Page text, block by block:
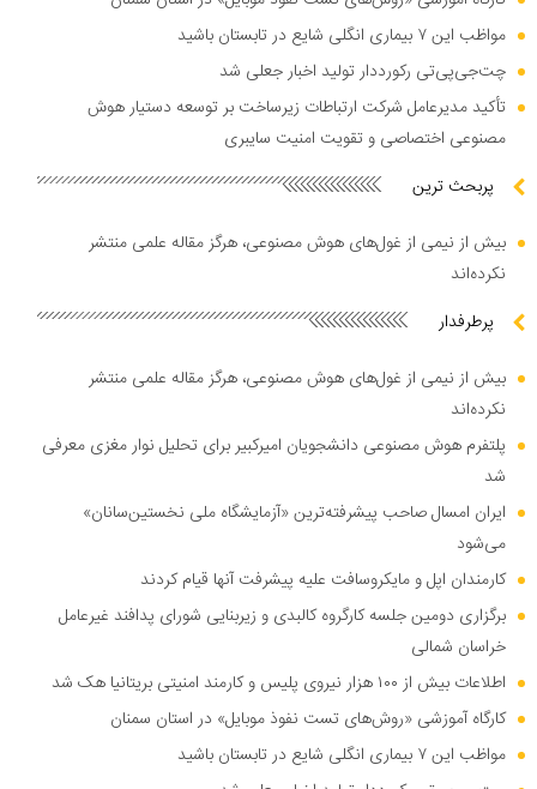
مواظب این ۷ بیماری انگلی شایع در تابستان باشید
چت‌جی‌پی‌تی رکورددار تولید اخبار جعلی شد
تأکید مدیرعامل شرکت ارتباطات زیرساخت بر توسعه دستیار هوش
مصنوعی اختصاصی و تقویت امنیت سایبری
پربحث ترین
بیش از نیمی از غول‌های هوش مصنوعی، هرگز مقاله علمی منتشر
نکرده‌اند
پرطرفدار
بیش از نیمی از غول‌های هوش مصنوعی، هرگز مقاله علمی منتشر
نکرده‌اند
پلتفرم هوش مصنوعی دانشجویان امیرکبیر برای تحلیل نوار مغزی معرفی
شد
ایران امسال صاحب پیشرفته‌ترین «آزمایشگاه ملی نخستین‌سانان»
می‌شود
کارمندان اپل و مایکروسافت علیه پیشرفت آنها قیام کردند
برگزاری دومین جلسه کارگروه کالبدی و زیربنایی شورای پدافند غیرعامل
خراسان شمالی
اطلاعات بیش از ۱۰۰ هزار نیروی پلیس و کارمند امنیتی بریتانیا هک شد
کارگاه آموزشی «روش‌های تست نفوذ موبایل» در استان سمنان
مواظب این ۷ بیماری انگلی شایع در تابستان باشید